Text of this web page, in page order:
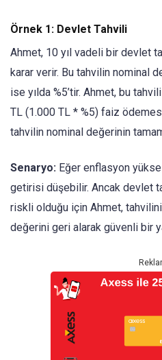
Örnek 1: Devlet Tahvili
Ahmet, 10 yıl vadeli bir devlet
karar verir. Bu tahvilin nominal
ise yılda %5’tir. Ahmet, bu
TL (1.000 TL * %5) faiz
tahvilin nominal değerinin
Senaryo: Eğer enflasyon
getirisi düşebilir. Ancak devlet
riskli olduğu için Ahmet,
değerini geri alarak güvenli bir